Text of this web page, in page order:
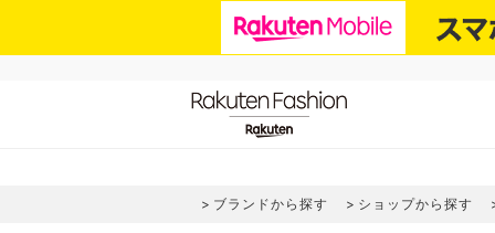
ブランドから探す ショップから探す